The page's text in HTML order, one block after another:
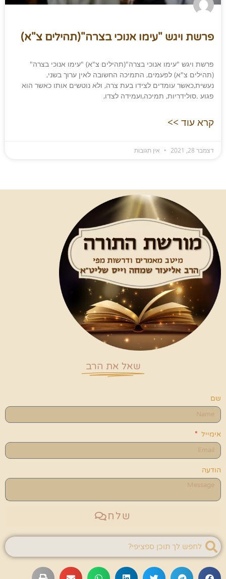
פרשת ויגש "עימו אנוכי בצרה"(תהילים צ"א)
פרשת ויגש "עימו אנוכי בצרה"(תהילים צ"א) "עימו אנוכי בצרה"
(תהילים צ"א) לפעמים, התמיכה החשובה לאין ערוך בשני,
נעשית,כאשר עומדים לצידו בעת צרה, ולא נוטשים אותו כאשר הוא
פגוע .סולידריות, תמיכה,ועמידה לצדו,
קרא עוד >>
דצמבר 28, 2021 אין תגובות
שאל את הרב
שם
אימייל
הודעה
שלח